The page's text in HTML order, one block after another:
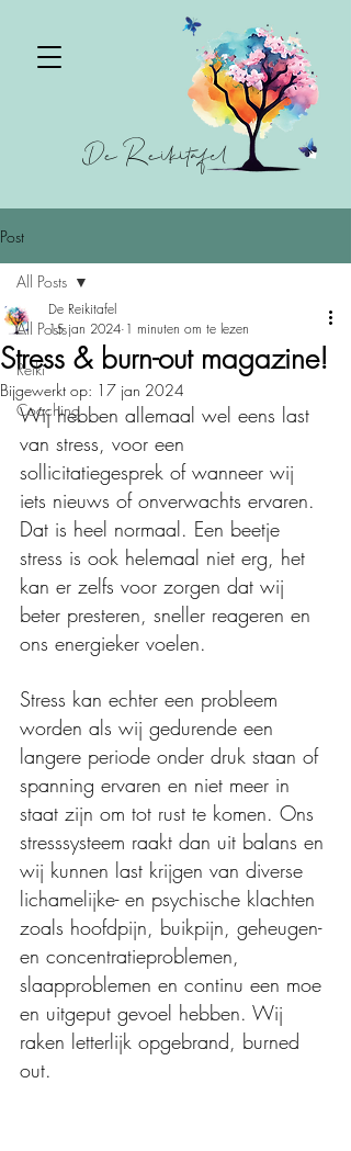
De Reikitafel
Post
All Posts
Reiki
Coaching
All Posts
Stress & burn-out magazine!
De Reikitafel
15 jan 2024 1 minuten om te lezen
Bijgewerkt op: 17 jan 2024
Wij hebben allemaal wel eens last
van stress, voor een
sollicitatiegesprek of wanneer wij
iets nieuws of onverwachts ervaren.
Dat is heel normaal. Een beetje
stress is ook helemaal niet erg, het
kan er zelfs voor zorgen dat wij
beter presteren, sneller reageren en
ons energieker voelen.
Stress kan echter een probleem
worden als wij gedurende een
langere periode onder druk staan of
spanning ervaren en niet meer in
staat zijn om tot rust te komen. Ons
stresssysteem raakt dan uit balans en
wij kunnen last krijgen van diverse
lichamelijke- en psychische klachten
zoals hoofdpijn, buikpijn, geheugen-
en concentratieproblemen,
slaapproblemen en continu een moe
en uitgeput gevoel hebben. Wij
raken letterlijk opgebrand, burned
out.